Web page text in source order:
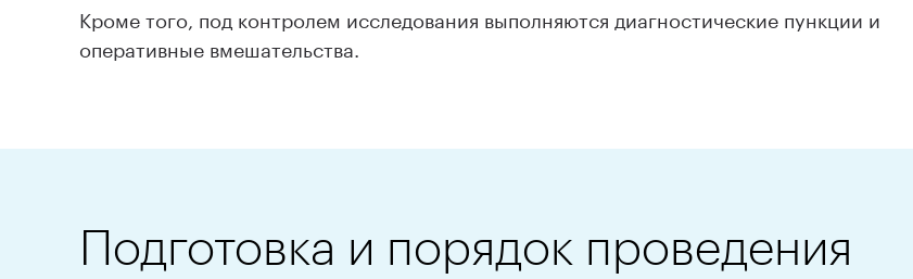
Кроме того, под контролем исследования выполняются диагностические пункции и
оперативные вмешательства.
Подготовка и порядок проведения